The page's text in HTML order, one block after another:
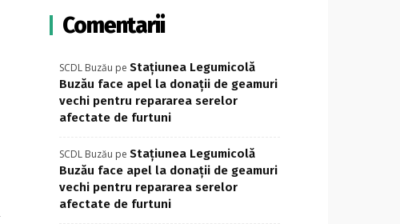
Comentarii
SCDL Buzău pe Stațiunea Legumicolă
Buzău face apel la donații de geamuri
vechi pentru repararea serelor
afectate de furtuni
SCDL Buzău pe Stațiunea Legumicolă
Buzău face apel la donații de geamuri
vechi pentru repararea serelor
afectate de furtuni